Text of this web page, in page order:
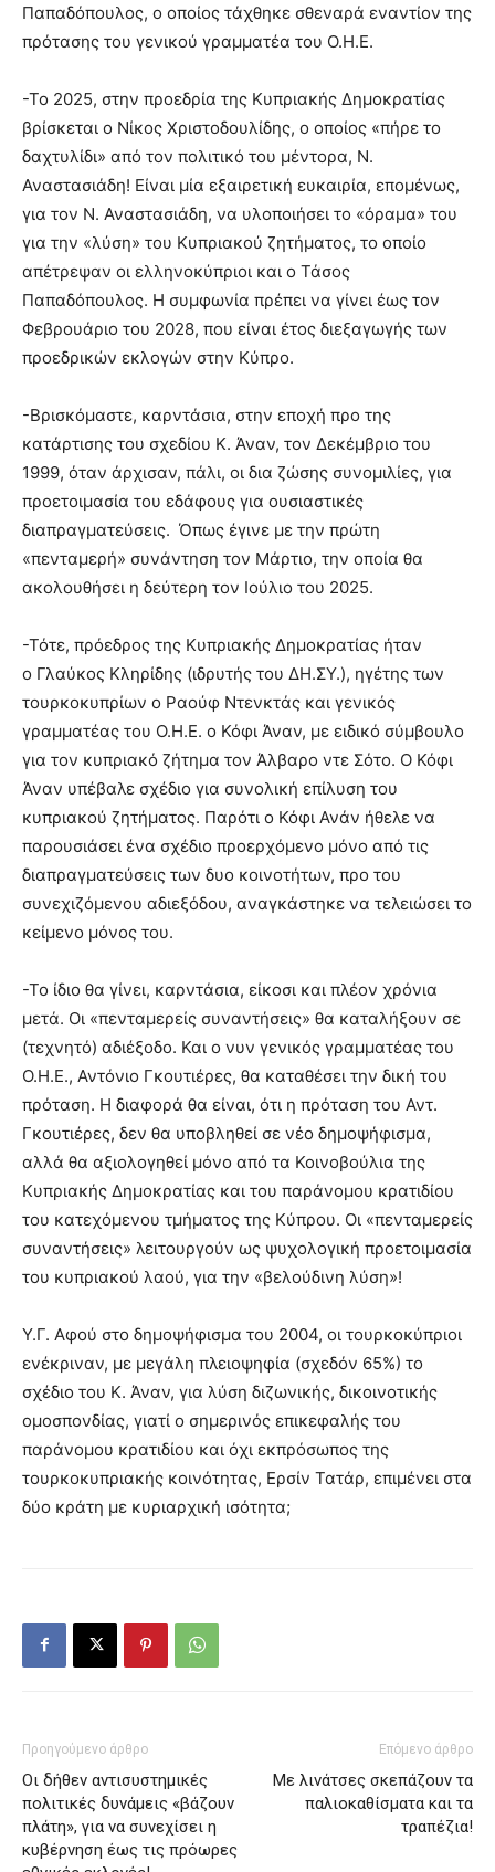
Παπαδόπουλος, ο οποίος τάχθηκε σθεναρά εναντίον της
πρότασης του γενικού γραμματέα του Ο.Η.Ε.
-Το 2025, στην προεδρία της Κυπριακής Δημοκρατίας
βρίσκεται ο Νίκος Χριστοδουλίδης, ο οποίος «πήρε το
δαχτυλίδι» από τον πολιτικό του μέντορα, Ν.
Αναστασιάδη! Είναι μία εξαιρετική ευκαιρία, επομένως,
για τον Ν. Αναστασιάδη, να υλοποιήσει το «όραμα» του
για την «λύση» του Κυπριακού ζητήματος, το οποίο
απέτρεψαν οι ελληνοκύπριοι και ο Τάσος
Παπαδόπουλος. Η συμφωνία πρέπει να γίνει έως τον
Φεβρουάριο του 2028, που είναι έτος διεξαγωγής των
προεδρικών εκλογών στην Κύπρο.
-Βρισκόμαστε, καρντάσια, στην εποχή προ της
κατάρτισης του σχεδίου Κ. Άναν, τον Δεκέμβριο του
1999, όταν άρχισαν, πάλι, οι δια ζώσης συνομιλίες, για
προετοιμασία του εδάφους για ουσιαστικές
διαπραγματεύσεις. Όπως έγινε με την πρώτη
«πενταμερή» συνάντηση τον Μάρτιο, την οποία θα
ακολουθήσει η δεύτερη τον Ιούλιο του 2025.
-Τότε, πρόεδρος της Κυπριακής Δημοκρατίας ήταν
ο Γλαύκος Κληρίδης (ιδρυτής του ΔΗ.ΣΥ.), ηγέτης των
τουρκοκυπρίων ο Ραούφ Ντενκτάς και γενικός
γραμματέας του Ο.Η.Ε. ο Κόφι Άναν, με ειδικό σύμβουλο
για τον κυπριακό ζήτημα τον Άλβαρο ντε Σότο. Ο Κόφι
Άναν υπέβαλε σχέδιο για συνολική επίλυση του
κυπριακού ζητήματος. Παρότι ο Κόφι Ανάν ήθελε να
παρουσιάσει ένα σχέδιο προερχόμενο μόνο από τις
διαπραγματεύσεις των δυο κοινοτήτων, προ του
συνεχιζόμενου αδιεξόδου, αναγκάστηκε να τελειώσει το
κείμενο μόνος του.
-Το ίδιο θα γίνει, καρντάσια, είκοσι και πλέον χρόνια
μετά. Οι «πενταμερείς συναντήσεις» θα καταλήξουν σε
(τεχνητό) αδιέξοδο. Και ο νυν γενικός γραμματέας του
Ο.Η.Ε., Αντόνιο Γκουτιέρες, θα καταθέσει την δική του
πρόταση. Η διαφορά θα είναι, ότι η πρόταση του Αντ.
Γκουτιέρες, δεν θα υποβληθεί σε νέο δημοψήφισμα,
αλλά θα αξιολογηθεί μόνο από τα Κοινοβούλια της
Κυπριακής Δημοκρατίας και του παράνομου κρατιδίου
του κατεχόμενου τμήματος της Κύπρου. Οι «πενταμερείς
συναντήσεις» λειτουργούν ως ψυχολογική προετοιμασία
του κυπριακού λαού, για την «βελούδινη λύση»!
Υ.Γ. Αφού στο δημοψήφισμα του 2004, οι τουρκοκύπριοι
ενέκριναν, με μεγάλη πλειοψηφία (σχεδόν 65%) το
σχέδιο του Κ. Άναν, για λύση διζωνικής, δικοινοτικής
ομοσπονδίας, γιατί ο σημερινός επικεφαλής του
παράνομου κρατιδίου και όχι εκπρόσωπος της
τουρκοκυπριακής κοινότητας, Ερσίν Τατάρ, επιμένει στα
δύο κράτη με κυριαρχική ισότητα;
Προηγούμενο άρθρο
Οι δήθεν αντισυστημικές
πολιτικές δυνάμεις «βάζουν
πλάτη», για να συνεχίσει η
κυβέρνηση έως τις πρόωρες
Επόμενο άρθρο
Με λινάτσες σκεπάζουν τα
παλιοκαθίσματα και τα
τραπέζια!